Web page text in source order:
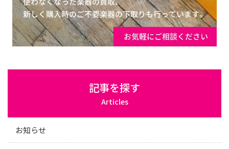
記事を探す
Articles
お知らせ